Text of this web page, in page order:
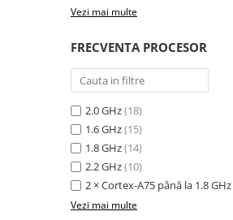
Vezi mai multe
FRECVENTA PROCESOR
2.0 GHz(18)
1.6 GHz(15)
1.8 GHz(14)
2.2 GHz(10)
2 × Cortex-A75 până la 1.8 GHz
Vezi mai multe